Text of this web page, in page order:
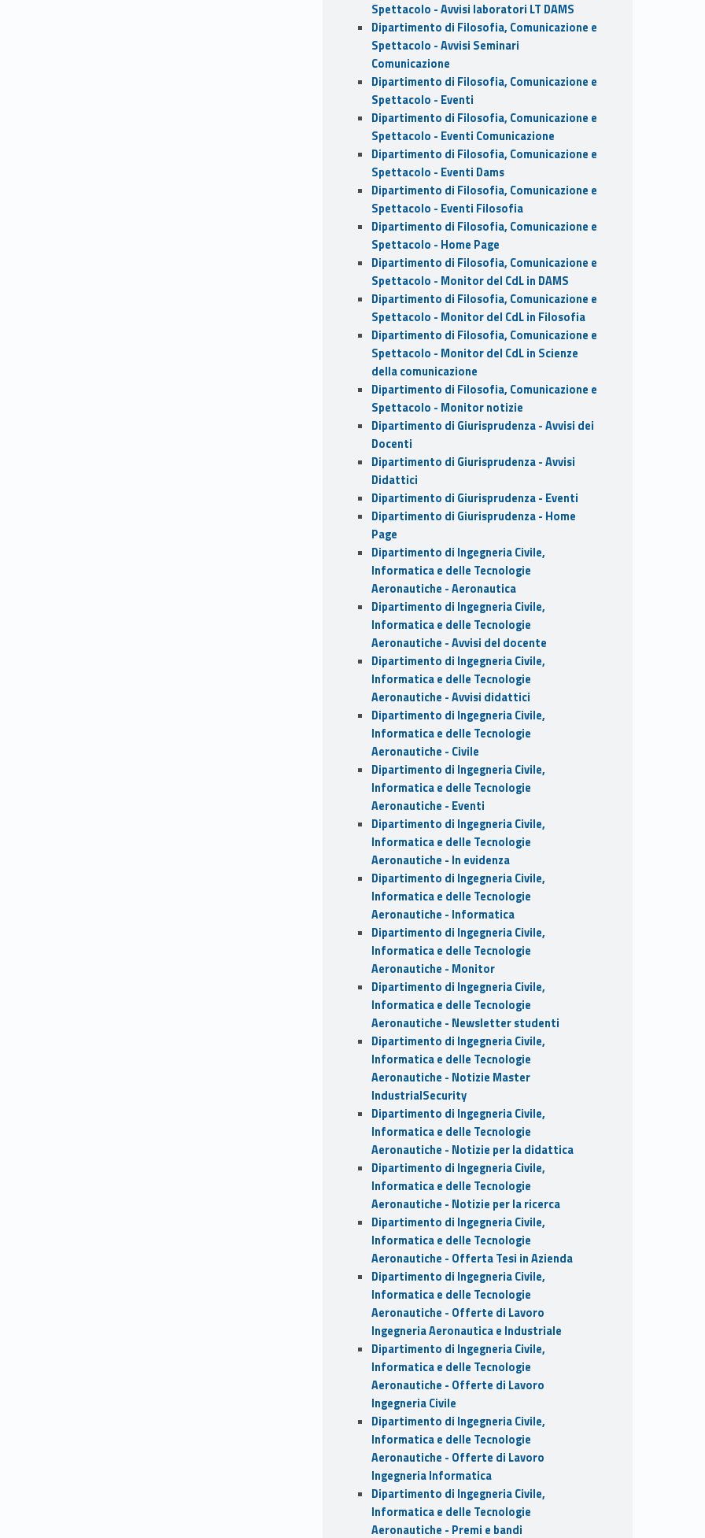
Spettacolo - Avvisi laboratori LT DAMS
Dipartimento di Filosofia, Comunicazione e
Spettacolo - Avvisi Seminari
Comunicazione
Dipartimento di Filosofia, Comunicazione e
Spettacolo - Eventi
Dipartimento di Filosofia, Comunicazione e
Spettacolo - Eventi Comunicazione
Dipartimento di Filosofia, Comunicazione e
Spettacolo - Eventi Dams
Dipartimento di Filosofia, Comunicazione e
Spettacolo - Eventi Filosofia
Dipartimento di Filosofia, Comunicazione e
Spettacolo - Home Page
Dipartimento di Filosofia, Comunicazione e
Spettacolo - Monitor del CdL in DAMS
Dipartimento di Filosofia, Comunicazione e
Spettacolo - Monitor del CdL in Filosofia
Dipartimento di Filosofia, Comunicazione e
Spettacolo - Monitor del CdL in Scienze
della comunicazione
Dipartimento di Filosofia, Comunicazione e
Spettacolo - Monitor notizie
Dipartimento di Giurisprudenza - Avvisi dei
Docenti
Dipartimento di Giurisprudenza - Avvisi
Didattici
Dipartimento di Giurisprudenza - Eventi
Dipartimento di Giurisprudenza - Home
Page
Dipartimento di Ingegneria Civile,
Informatica e delle Tecnologie
Aeronautiche - Aeronautica
Dipartimento di Ingegneria Civile,
Informatica e delle Tecnologie
Aeronautiche - Avvisi del docente
Dipartimento di Ingegneria Civile,
Informatica e delle Tecnologie
Aeronautiche - Avvisi didattici
Dipartimento di Ingegneria Civile,
Informatica e delle Tecnologie
Aeronautiche - Civile
Dipartimento di Ingegneria Civile,
Informatica e delle Tecnologie
Aeronautiche - Eventi
Dipartimento di Ingegneria Civile,
Informatica e delle Tecnologie
Aeronautiche - In evidenza
Dipartimento di Ingegneria Civile,
Informatica e delle Tecnologie
Aeronautiche - Informatica
Dipartimento di Ingegneria Civile,
Informatica e delle Tecnologie
Aeronautiche - Monitor
Dipartimento di Ingegneria Civile,
Informatica e delle Tecnologie
Aeronautiche - Newsletter studenti
Dipartimento di Ingegneria Civile,
Informatica e delle Tecnologie
Aeronautiche - Notizie Master
IndustrialSecurity
Dipartimento di Ingegneria Civile,
Informatica e delle Tecnologie
Aeronautiche - Notizie per la didattica
Dipartimento di Ingegneria Civile,
Informatica e delle Tecnologie
Aeronautiche - Notizie per la ricerca
Dipartimento di Ingegneria Civile,
Informatica e delle Tecnologie
Aeronautiche - Offerta Tesi in Azienda
Dipartimento di Ingegneria Civile,
Informatica e delle Tecnologie
Aeronautiche - Offerte di Lavoro
Ingegneria Aeronautica e Industriale
Dipartimento di Ingegneria Civile,
Informatica e delle Tecnologie
Aeronautiche - Offerte di Lavoro
Ingegneria Civile
Dipartimento di Ingegneria Civile,
Informatica e delle Tecnologie
Aeronautiche - Offerte di Lavoro
Ingegneria Informatica
Dipartimento di Ingegneria Civile,
Informatica e delle Tecnologie
Aeronautiche - Premi e bandi